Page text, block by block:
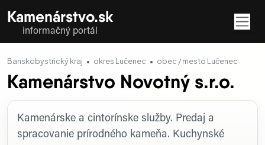
Kamenárstvo.sk
informačný portál
Banskobystrický kraj okres Lučenec obec / mesto Lučenec
Kamenárstvo Novotný s.r.o.
Profil firmy
Kamenárske a cintorínske služby. Predaj a
spracovanie prírodného kameňa. Kuchynské